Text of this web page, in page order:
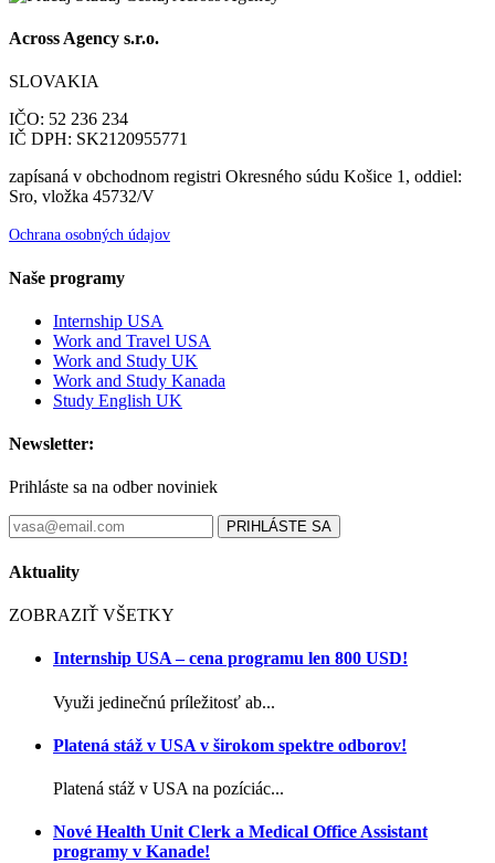
Across Agency s.r.o.
SLOVAKIA
IČO: 52 236 234
IČ DPH: SK2120955771
zapísaná v obchodnom registri Okresného súdu Košice 1, oddiel:
Sro, vložka 45732/V
Ochrana osobných údajov
Naše programy
Internship USA
Work and Travel USA
Work and Study UK
Work and Study Kanada
Study English UK
Newsletter:
Prihláste sa na odber noviniek
PRIHLÁSTE SA
Aktuality
ZOBRAZIŤ VŠETKY
Internship USA – cena programu len 800 USD!
Využi jedinečnú príležitosť ab...
Platená stáž v USA v širokom spektre odborov!
Platená stáž v USA na pozíciác...
Nové Health Unit Clerk a Medical Office Assistant
programy v Kanade!